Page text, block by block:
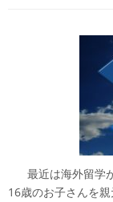
最近は海外留学が
16歳のお子さんを